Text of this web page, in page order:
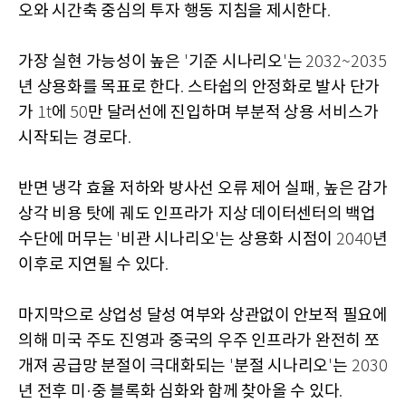
오와 시간축 중심의 투자 행동 지침을 제시한다.
가장 실현 가능성이 높은 '기준 시나리오'는 2032~2035
년 상용화를 목표로 한다. 스타쉽의 안정화로 발사 단가
가 1t에 50만 달러선에 진입하며 부분적 상용 서비스가
시작되는 경로다.
반면 냉각 효율 저하와 방사선 오류 제어 실패 , 높은 감가
상각 비용 탓에 궤도 인프라가 지상 데이터센터의 백업
수단에 머무는 '비관 시나리오'는 상용화 시점이 2040년
이후로 지연될 수 있다.
마지막으로 상업성 달성 여부와 상관없이 안보적 필요에
의해 미국 주도 진영과 중국의 우주 인프라가 완전히 쪼
개져 공급망 분절이 극대화되는 '분절 시나리오'는 2030
년 전후 미 ·중 블록화 심화와 함께 찾아올 수 있다.